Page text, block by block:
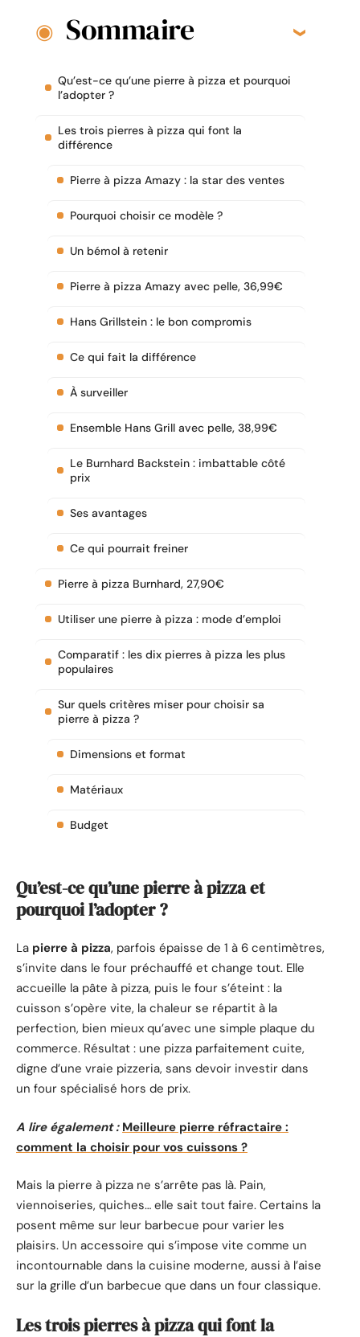
Sommaire
Qu’est-ce qu’une pierre à pizza et pourquoi
l’adopter ?
Les trois pierres à pizza qui font la
différence
Pierre à pizza Amazy : la star des ventes
Pourquoi choisir ce modèle ?
Un bémol à retenir
Pierre à pizza Amazy avec pelle, 36,99€
Hans Grillstein : le bon compromis
Ce qui fait la différence
À surveiller
Ensemble Hans Grill avec pelle, 38,99€
Le Burnhard Backstein : imbattable côté
prix
Ses avantages
Ce qui pourrait freiner
Pierre à pizza Burnhard, 27,90€
Utiliser une pierre à pizza : mode d’emploi
Comparatif : les dix pierres à pizza les plus
populaires
Sur quels critères miser pour choisir sa
pierre à pizza ?
Dimensions et format
Matériaux
Budget
Qu’est-ce qu’une pierre à pizza et
pourquoi l’adopter ?
La pierre à pizza, parfois épaisse de 1 à 6 centimètres,
s’invite dans le four préchauffé et change tout. Elle
accueille la pâte à pizza, puis le four s’éteint : la
cuisson s’opère vite, la chaleur se répartit à la
perfection, bien mieux qu’avec une simple plaque du
commerce. Résultat : une pizza parfaitement cuite,
digne d’une vraie pizzeria, sans devoir investir dans
un four spécialisé hors de prix.
A lire également : Meilleure pierre réfractaire :
comment la choisir pour vos cuissons ?
Mais la pierre à pizza ne s’arrête pas là. Pain,
viennoiseries, quiches… elle sait tout faire. Certains la
posent même sur leur barbecue pour varier les
plaisirs. Un accessoire qui s’impose vite comme un
incontournable dans la cuisine moderne, aussi à l’aise
sur la grille d’un barbecue que dans un four classique.
Les trois pierres à pizza qui font la